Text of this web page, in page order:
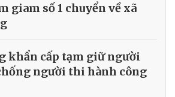
giam số 1 chuyển về xã
khẩn cấp tạm giữ người
người thi hành công